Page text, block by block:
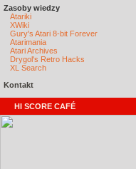
Zasoby wiedzy
Atariki
XWiki
Gury's Atari 8-bit Forever
Atarimania
Atari Archives
Drygol's Retro Hacks
XL Search
Kontakt
HI SCORE CAFÉ